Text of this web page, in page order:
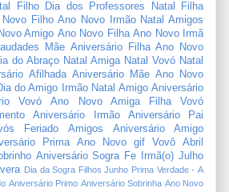
Filho Dia dos Professores
Natal Filha
Filho Ano Novo Irmão Natal Amigos
Amigo Ano Novo Filha Ano Novo Irmã
Mãe Aniversário Filha Ano Novo
do Abraço Natal Amiga Natal Vovó Natal
Afilhada Aniversário Mãe Ano Novo
do Amigo Irmão Natal Amigo Aniversário
Vovó Ano Novo Amiga Filha
Vovó
Aniversário Irmão
Aniversário Pai
Feriado Amigos
Aniversário Amigo
Prima Ano Novo gif Vovô
Abril
Aniversário Sogra Fe Irmã(o) Julho
Dia da Sogra Filhos Junho Prima Verdade - A
Aniversário Primo Aniversário Sobrinha Ano Novo